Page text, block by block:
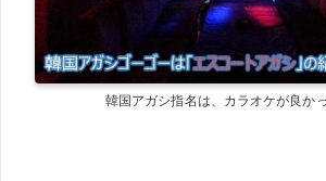
韓国アガシ指名は、カラオケが良かっ